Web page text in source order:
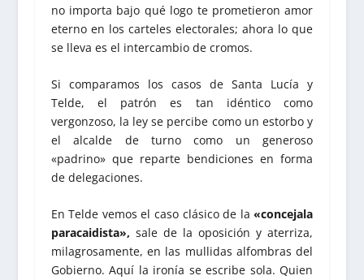
no importa bajo qué logo te prometieron amor
eterno en los carteles electorales; ahora lo que
se lleva es el intercambio de cromos.
Si comparamos los casos de Santa Lucía y
Telde, el patrón es tan idéntico como
vergonzoso, la ley se percibe como un estorbo y
el alcalde de turno como un generoso
«padrino» que reparte bendiciones en forma
de delegaciones.
En Telde vemos el caso clásico de la«concejala
paracaidista», sale de la oposición y aterriza,
milagrosamente, en las mullidas alfombras del
Gobierno. Aquí la ironía se escribe sola. Quien